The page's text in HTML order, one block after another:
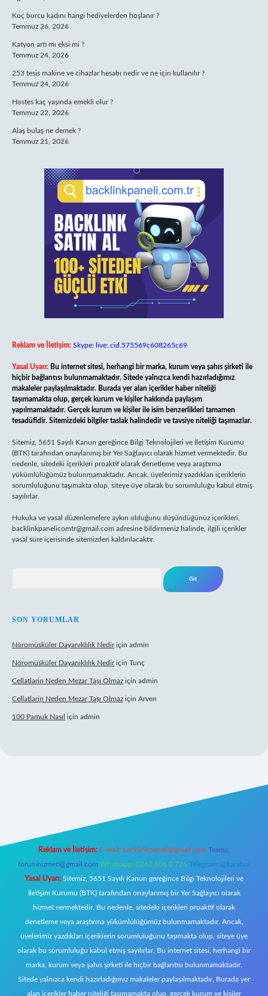
Koç burcu kadını hangi hediyelerden hoşlanır ?
Temmuz 26, 2026
Katyon artı mı eksi mi ?
Temmuz 24, 2026
253 tesis makine ve cihazlar hesabı nedir ve ne için kullanılır ?
Temmuz 24, 2026
Hostes kaç yaşında emekli olur ?
Temmuz 22, 2026
Alaş bulaş ne demek ?
Temmuz 21, 2026
Reklam ve İletişim: Skype: live:.cid.575569c608265c69
Yasal Uyarı: Bu internet sitesi, herhangi bir marka, kurum veya şahıs şirketi ile
hiçbir bağlantısı bulunmamaktadır. Sitede yalnızca kendi hazırladığımız
makaleler paylaşılmaktadır. Burada yer alan içerikler haber niteliği
taşımamakta olup, gerçek kurum ve kişiler hakkında paylaşım
yapılmamaktadır. Gerçek kurum ve kişiler ile isim benzerlikleri tamamen
tesadüfidir. Sitemizdeki bilgiler taslak halindedir ve tavsiye niteliği taşımazlar.
Sitemiz, 5651 Sayılı Kanun gereğince Bilgi Teknolojileri ve İletişim Kurumu
(BTK) tarafından onaylanmış bir Yer Sağlayıcı olarak hizmet vermektedir. Bu
nedenle, sitedeki içerikleri proaktif olarak denetleme veya araştırma
yükümlülüğümüz bulunmamaktadır. Ancak, üyelerimiz yazdıkları içeriklerin
sorumluluğunu taşımakta olup, siteye üye olarak bu sorumluluğu kabul etmiş
sayılırlar.
Hukuka ve yasal düzenlemelere aykırı olduğunu düşündüğünüz içerikleri,
backlinkpanelicomtr@gmail.com adresine bildirmeniz halinde, ilgili içerikler
yasal süre içerisinde sitemizden kaldırılacaktır.
SON YORUMLAR
Nöromüsküler Dayanıklılık Nediriçin admin
Nöromüsküler Dayanıklılık Nediriçin Tunç
Cellatlarin Neden Mezar Taşı Olmaz için admin
Cellatlarin Neden Mezar Taşı Olmaz için Arven
100 Pamuk Nasıl için admin
Reklam ve İletişim: E-mail: backlinkpaneli@gmail.com Teams:
forumhizmeti@gmail.com Whatsapp: 0262 606 0 726 Telegram: @karabul
Yasal Uyarı: Sitemiz, 5651 Sayılı Kanun gereğince Bilgi Teknolojileri ve
İletişim Kurumu (BTK) tarafından onaylanmış bir Yer Sağlayıcı olarak
hizmet vermektedir. Bu nedenle, sitedeki içerikleri proaktif olarak
denetleme veya araştırma yükümlülüğümüz bulunmamaktadır. Ancak,
üyelerimiz yazdıkları içeriklerin sorumluluğunu taşımakta olup, siteye üye
olarak bu sorumluluğu kabul etmiş sayılırlar. Bu internet sitesi, herhangi bir
marka, kurum veya şahıs şirketi ile hiçbir bağlantısı bulunmamaktadır.
Sitede yalnızca kendi hazırladığımız makaleler paylaşılmaktadır. Burada yer
alan içerikler haber niteliği taşımamakta olup, gerçek kurum ve kişiler